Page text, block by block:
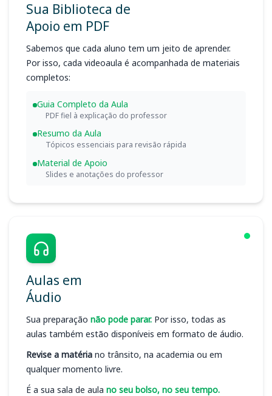
Sua Biblioteca de
Apoio em PDF
Sabemos que cada aluno tem um jeito de aprender.
Por isso, cada videoaula é acompanhada de materiais
completos:
Guia Completo da Aula
PDF fiel à explicação do professor
Resumo da Aula
Tópicos essenciais para revisão rápida
Material de Apoio
Slides e anotações do professor
Aulas em
Áudio
Sua preparação não pode parar. Por isso, todas as
aulas também estão disponíveis em formato de áudio.
Revise a matéria no trânsito, na academia ou em
qualquer momento livre.
É a sua sala de aula no seu bolso, no seu tempo.